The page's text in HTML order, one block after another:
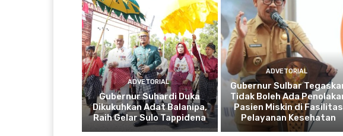
ADVETORIAL
Gubernur Suhardi Duka
Dikukuhkan Adat Balanipa,
Raih Gelar Sulo Tappidena
ADVETORIAL
Gubernur Sulbar
Tidak Boleh Ada
Pasien Miskin di Fasilitas
Pelayanan Kesehatan